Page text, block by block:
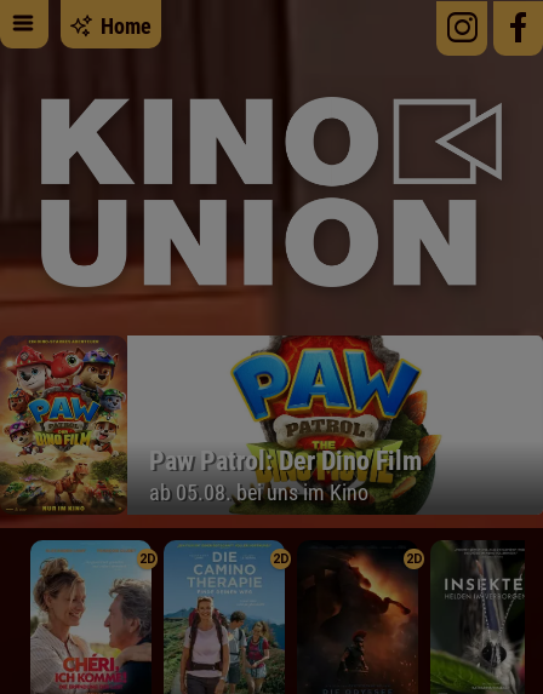
Home
Paw Patrol: Der Dino Film
ab 05.08. bei uns im Kino
2D 2D 2D